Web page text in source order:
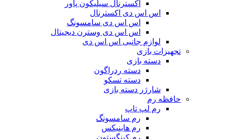
اکسترنال سیلیکون پاور
اس اس دی اکسترنال
اس اس دی سامسونگ
اس اس دی وسترن دیجیتال
لوازم جانبی اس اس دی
تجهیزات بازی
دسته بازی
دسته ردراگون
دسته تسکو
شارژر دسته بازی
حافظه رم
رم لپ تاپ
رم سامسونگ
رم هاینیکس
رم کینگستون